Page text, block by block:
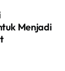
Menjadi